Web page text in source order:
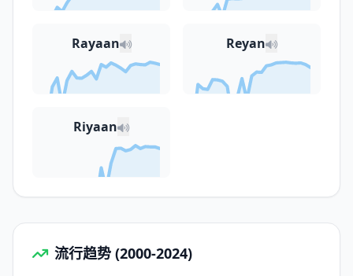
Rayaan Reyan
Riyaan
流行趋势 (2000-2024)